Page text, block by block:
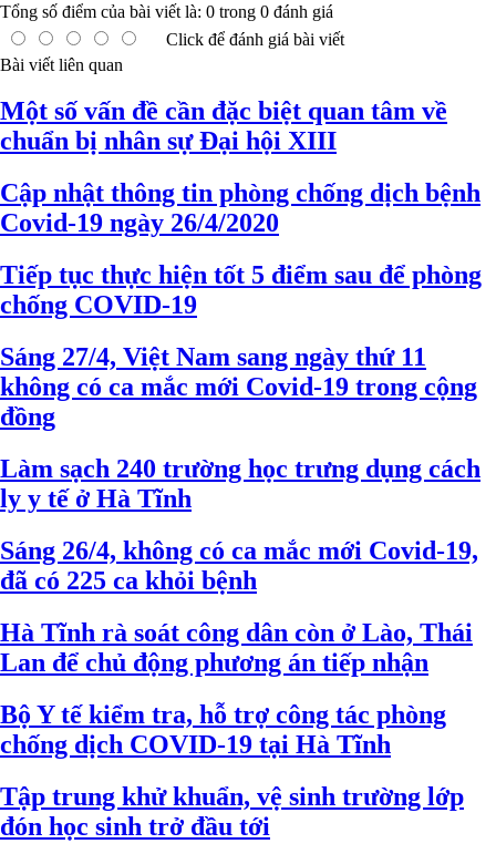
Tổng số điểm của bài viết là: 0 trong 0 đánh giá
Click để đánh giá bài viết
Bài viết liên quan
Một số vấn đề cần đặc biệt quan tâm về
chuẩn bị nhân sự Đại hội XIII
Cập nhật thông tin phòng chống dịch bệnh
Covid-19 ngày 26/4/2020
Tiếp tục thực hiện tốt 5 điểm sau để phòng
chống COVID-19
Sáng 27/4, Việt Nam sang ngày thứ 11
không có ca mắc mới Covid-19 trong cộng
đồng
Làm sạch 240 trường học trưng dụng cách
ly y tế ở Hà Tĩnh
Sáng 26/4, không có ca mắc mới Covid-19,
đã có 225 ca khỏi bệnh
Hà Tĩnh rà soát công dân còn ở Lào, Thái
Lan để chủ động phương án tiếp nhận
Bộ Y tế kiểm tra, hỗ trợ công tác phòng
chống dịch COVID-19 tại Hà Tĩnh
Tập trung khử khuẩn, vệ sinh trường lớp
đón học sinh trở đầu tới